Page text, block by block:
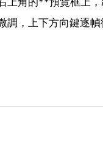
，上下方向鍵逐幀